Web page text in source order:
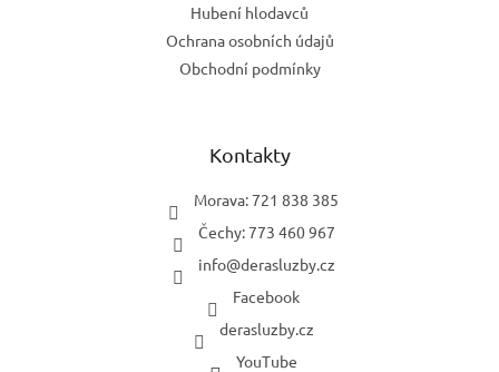
Hubení hlodavců
Ochrana osobních údajů
Obchodní podmínky
Kontakty
Morava: 721 838 385
Čechy: 773 460 967
info@derasluzby.cz
Facebook
derasluzby.cz
YouTube